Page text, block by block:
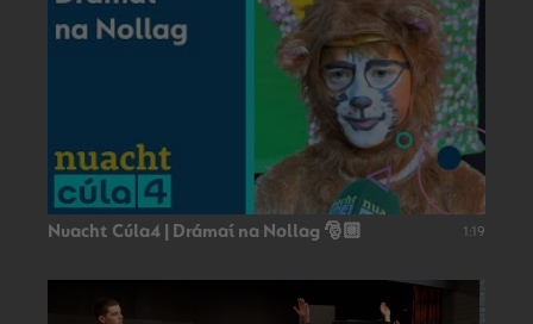
Nuacht Cúla4 | Drámaí na Nollag 🎅🏼 1:19